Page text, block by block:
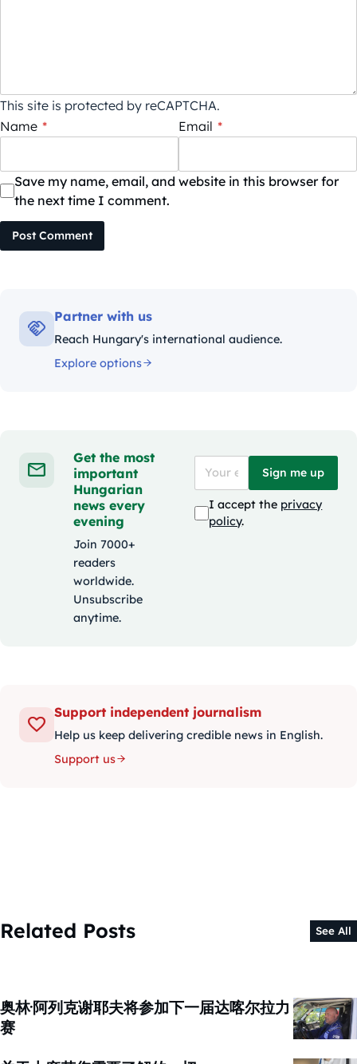
This site is protected by reCAPTCHA.
Name * Email *
Save my name, email, and website in this browser for
the next time I comment.
Post Comment
Partner with us
Reach Hungary's international audience.
Explore options
Get the most
important
Hungarian
news every
evening
Join 7000+
readers
worldwide.
Unsubscribe
anytime.
Sign me up
I accept the privacy
policy.
Support independent journalism
Help us keep delivering credible news in English.
Support us
Related Posts See All
奥林·阿列克谢耶夫将参加下一届达喀尔拉力
赛